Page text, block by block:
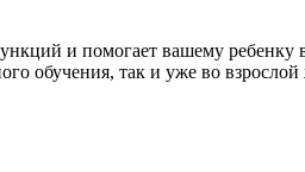
и помогает вашему ребенку
обучения, так и уже во